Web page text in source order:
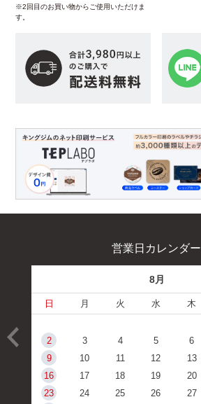
※2回目のお買い物からご使用いただけま
す。
営業日カレンダー
8月
日 月 火 水 木
2
3 4 5 6
9
10 11 12 13
16
17 18 19 20
23
24 25 26 27